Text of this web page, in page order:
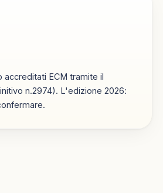
accreditati ECM tramite il
n.2974). L'edizione 2026: